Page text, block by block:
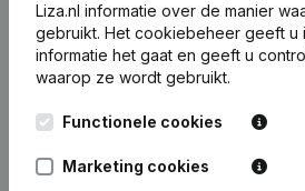
Veelgestelde vragen
van der Velden?
Liza.nl informatie over de manier
gebruikt. Het cookiebeheer geeft u
informatie het gaat en geeft u
waarop ze wordt gebruikt.
Functionele cookies
Marketing cookies